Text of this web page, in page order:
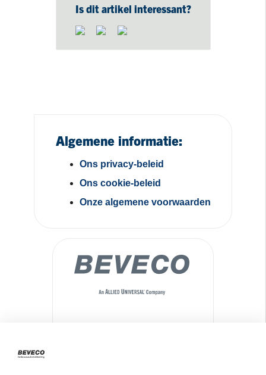
Is dit artikel interessant?
Algemene informatie:
Ons privacy-beleid
Ons cookie-beleid
Onze algemene voorwaarden